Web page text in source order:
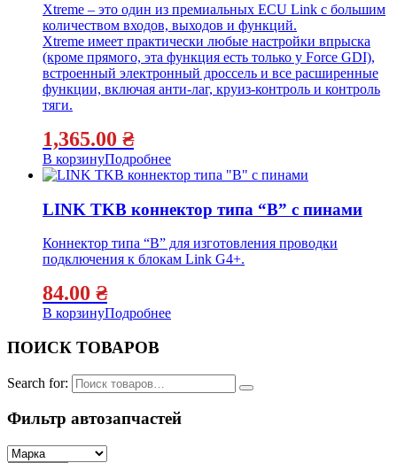
Xtreme – это один из премиальных ECU Link с большим
количеством входов, выходов и функций.
Xtreme имеет практически любые настройки впрыска
(кроме прямого, эта функция есть только у Force GDI),
встроенный электронный дроссель и все расширенные
функции, включая анти-лаг, круиз-контроль и контроль
тяги.
1,365.00 ₴
В корзинуПодробнее
LINK TKB коннектор типа “B” с пинами
Коннектор типа “B” для изготовления проводки
подключения к блокам Link G4+.
84.00 ₴
В корзинуПодробнее
ПОИСК ТОВАРОВ
Search for:
Фильтр автозапчастей